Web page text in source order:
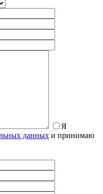
Я
данных и принимаю